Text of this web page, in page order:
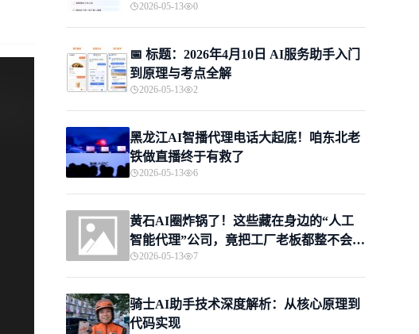
2026-05-13 0
📅 标题：2026年4月10日 AI服务助手入门
到原理与考点全解
2026-05-13 2
黑龙江AI智播代理电话大起底！咱东北老
铁做直播终于有救了
2026-05-13 6
黄石AI圈炸锅了！这些藏在身边的“人工
智能代理”公司，竟把工厂老板都整不会
了？
2026-05-13 7
骑士AI助手技术深度解析：从核心原理到
代码实现